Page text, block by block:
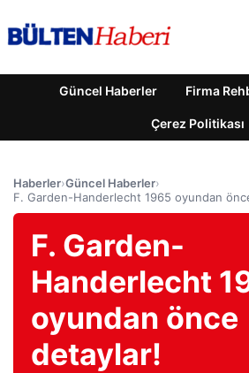
Güncel Haberler Firma
Çerez Politikası
Haberler›Güncel Haberler›
F. Garden-Handerlecht 1965 oyundan
F. Garden-
Handerlecht
oyundan önce
detaylar!